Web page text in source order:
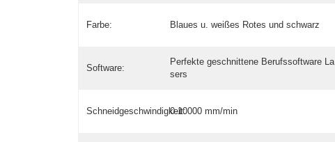
Farbe: Blaues u. weißes Rotes und schwarz
Software:
Perfekte geschnittene Berufssoftware La
sers
Schneidgeschwindigkeit:0-10000 mm/min